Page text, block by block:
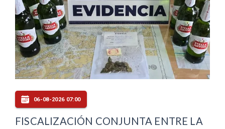
06-08-2026 07:00
FISCALIZACIÓN CONJUNTA ENTRE LA